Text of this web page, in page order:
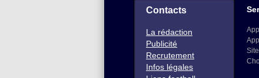
Contacts
La rédaction
Publicité
Recrutement
Infos légales